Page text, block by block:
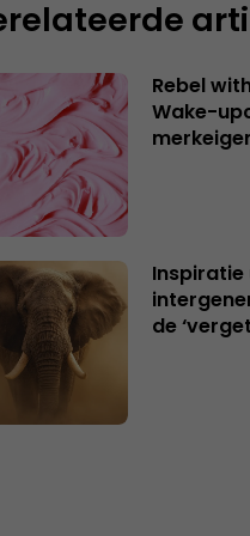
Rebel
Wake-
Inspiratie
de